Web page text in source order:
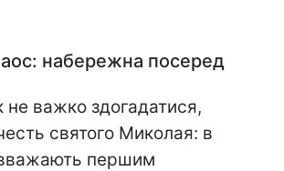
набережна посеред
не важко здогадатися,
святого Миколая: в
вважають першим